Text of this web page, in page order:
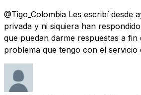
@Tigo_Colombia Les escribí desde
privada y ni siquiera han
que puedan darme respuestas a fin
problema que tengo con el servicio